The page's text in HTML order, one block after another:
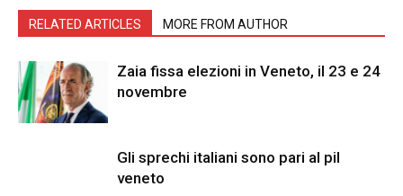
RELATED ARTICLES MORE FROM AUTHOR
Zaia fissa elezioni in Veneto, il 23 e 24
novembre
Gli sprechi italiani sono pari al pil
veneto